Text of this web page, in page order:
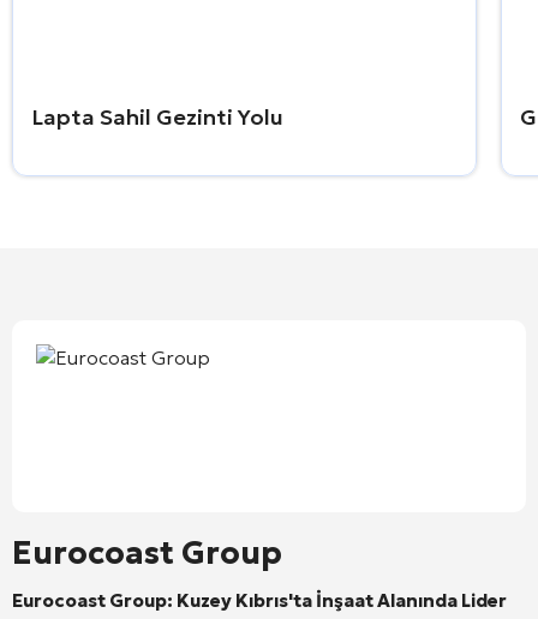
Lapta Sahil Gezinti Yolu
Eurocoast Group
Eurocoast Group: Kuzey Kıbrıs'ta İnşaat Alanında Lider